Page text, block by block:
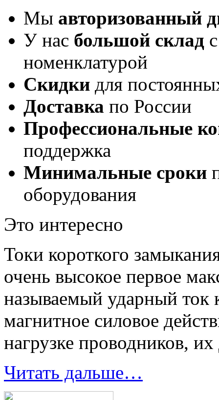
Мы авторизованный
У нас большой склад
номенклатурой
Скидки для
Доставка по России
Профессиональные
поддержка
Минимальные сроки
оборудования
Это интересно
Токи короткого
очень высокое первое
называемый ударный ток
магнитное силовое
нагрузке проводников,
Читать дальше…